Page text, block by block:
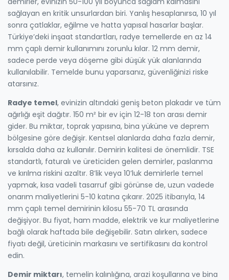
sağlayan en kritik unsurlardan biri. Yanlış hesaplanırsa, 10 yıl
sonra çatlaklar, eğilme ve hatta yapısal hasarlar başlar.
Türkiye’deki inşaat standartları, radye temellerde en az 14
mm çaplı demir kullanımını zorunlu kılar. 12 mm demir,
sadece perde veya döşeme gibi düşük yük alanlarında
kullanılabilir. Temelde bunu yaparsanız, güvenliğinizi riske
atarsınız.
Radye temel, evinizin altındaki geniş beton plakadır ve tüm
ağırlığı eşit dağıtır. 150 m² bir ev için 12-18 ton arası demir
gider. Bu miktar, toprak yapısına, bina yüküne ve deprem
bölgesine göre değişir. Kentsel alanlarda daha fazla demir,
kırsalda daha az kullanılır. Demirin kalitesi de önemlidir. TSE
standartlı, faturalı ve üreticiden gelen demirler, paslanma
ve kırılma riskini azaltır. 8’lik veya 10’luk demirlerle temel
yapmak, kısa vadeli tasarruf gibi görünse de, uzun vadede
onarım maliyetlerini 5-10 katına çıkarır. 2025 itibarıyla, 14
mm çaplı temel demirinin kilosu 55-70 TL arasında
değişiyor. Bu fiyat, ham madde, elektrik ve kur maliyetlerine
bağlı olarak haftada bile değişebilir. Satın alırken, sadece
fiyatı değil, üreticinin markasını ve sertifikasını da kontrol
edin.
Demir miktarı, temelin kalınlığına, arazi koşullarına ve bina